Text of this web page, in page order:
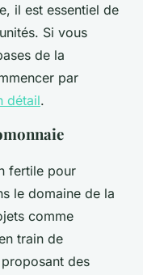
il est essentiel de
Si vous
de la
par
détail.
fertile pour
le domaine de la
comme
train de
des